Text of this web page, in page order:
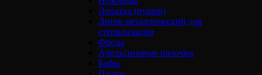
Лопатка (пушер)
Лоток металлический для
стерилизации
Фрезы
Апельсиновые палочки
Бафы